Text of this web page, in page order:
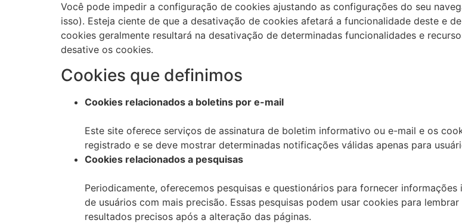
Você pode impedir a configuração de cookies ajustando as configurações do seu
isso). Esteja ciente de que a desativação de cookies afetará a funcionalidade deste e
cookies geralmente resultará na desativação de determinadas funcionalidades e
desative os cookies.
Cookies que definimos
Cookies relacionados a boletins por e-mail
Este site oferece serviços de assinatura de boletim informativo ou e-mail e os
registrado e se deve mostrar determinadas notificações válidas apenas para
Cookies relacionados a pesquisas
Periodicamente, oferecemos pesquisas e questionários para fornecer
de usuários com mais precisão. Essas pesquisas podem usar cookies para
resultados precisos após a alteração das páginas.